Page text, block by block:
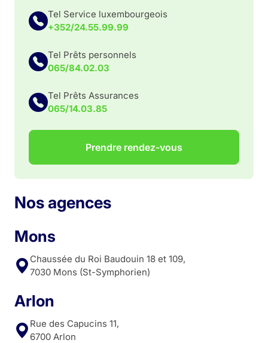
Tel Service luxembourgeois
+352/24.55.99.99
Tel Prêts personnels
065/84.02.03
Tel Prêts Assurances
065/14.03.85
Prendre rendez-vous
Nos agences
Mons
Chaussée du Roi Baudouin 18 et 109,
7030 Mons (St-Symphorien)
Arlon
Rue des Capucins 11,
6700 Arlon